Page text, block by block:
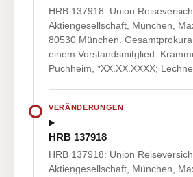
HRB 137918: Union
Aktiengesellschaft, München,
80530 München.
einem Vorstandsmitglied:
Puchheim, *XX.XX.XXXX;
VERÄNDERUNGEN
HRB 137918
HRB 137918: Union
Aktiengesellschaft, München,